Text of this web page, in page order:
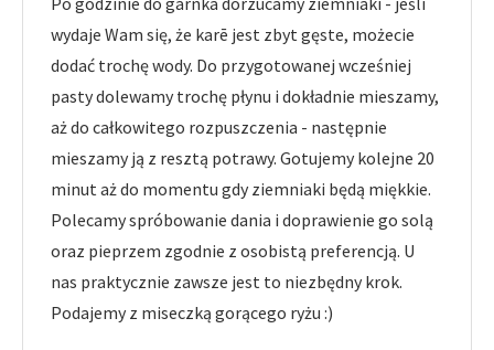
wydaje Wam się, że karē jest zbyt gęste, możecie
dodać trochę wody. Do przygotowanej wcześniej
pasty dolewamy trochę płynu i dokładnie mieszamy,
aż do całkowitego rozpuszczenia - następnie
mieszamy ją z resztą potrawy. Gotujemy kolejne 20
minut aż do momentu gdy ziemniaki będą miękkie.
Polecamy spróbowanie dania i doprawienie go solą
oraz pieprzem zgodnie z osobistą preferencją. U
nas praktycznie zawsze jest to niezbędny krok.
Podajemy z miseczką gorącego ryżu :)